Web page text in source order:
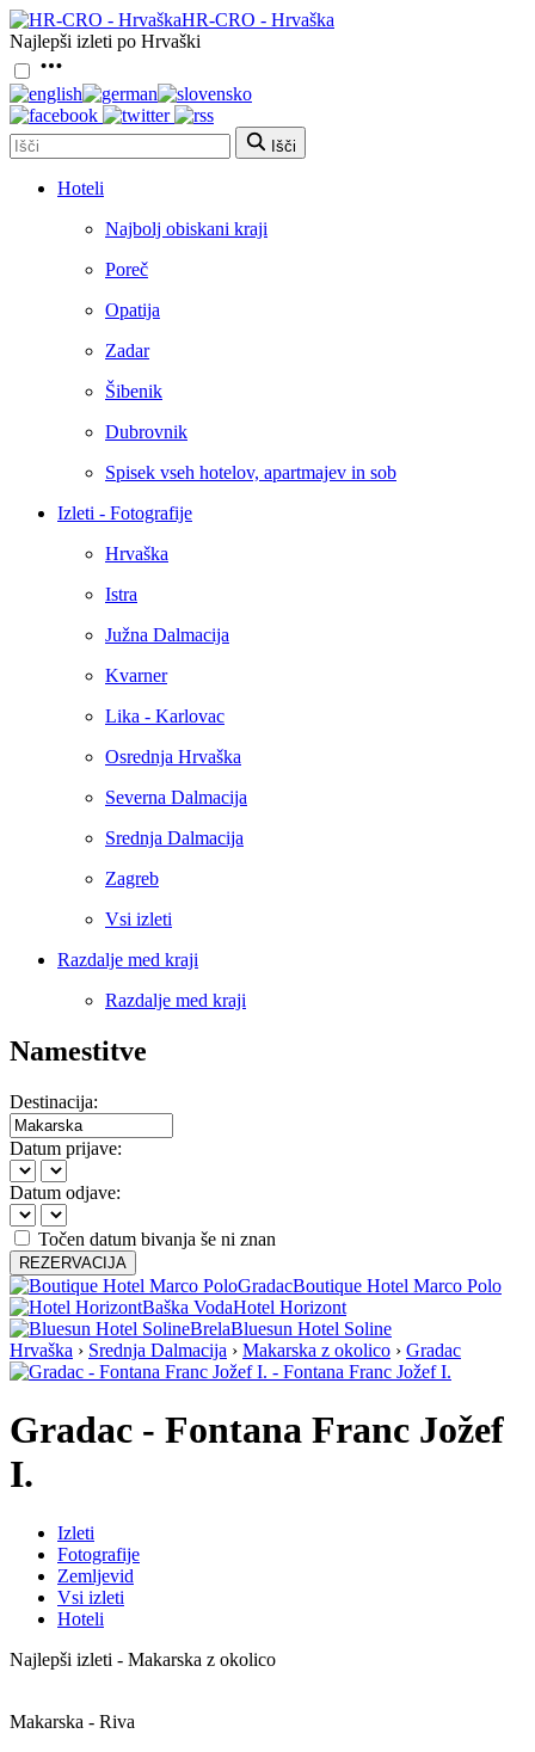
HR-CRO - Hrvaška
Najlepši izleti po Hrvaški
Išči
Hoteli
Najbolj obiskani kraji
Poreč
Opatija
Zadar
Šibenik
Dubrovnik
Spisek vseh hotelov, apartmajev in sob
Izleti - Fotografije
Hrvaška
Istra
Južna Dalmacija
Kvarner
Lika - Karlovac
Osrednja Hrvaška
Severna Dalmacija
Srednja Dalmacija
Zagreb
Vsi izleti
Razdalje med kraji
Razdalje med kraji
Namestitve
Destinacija:
Datum prijave:
Datum odjave:
Točen datum bivanja še ni znan
REZERVACIJA
GradacBoutique Hotel Marco Polo
Baška VodaHotel Horizont
BrelaBluesun Hotel Soline
Hrvaška › Srednja Dalmacija › Makarska z okolico › Gradac
Gradac - Fontana Franc Jožef
I.
Izleti
Fotografije
Zemljevid
Vsi izleti
Hoteli
Najlepši izleti - Makarska z okolico
Makarska - Riva